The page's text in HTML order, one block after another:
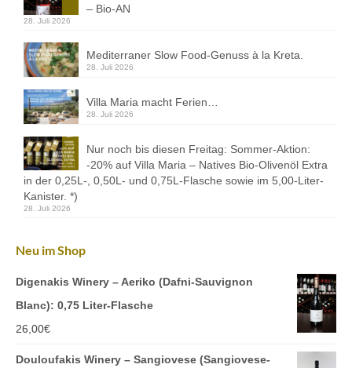
– Bio-AN
28. Juli 2026
Mediterraner Slow Food-Genuss à la Kreta.
28. Juli 2026
Villa Maria macht Ferien…
28. Juli 2026
Nur noch bis diesen Freitag: Sommer-Aktion:
-20% auf Villa Maria – Natives Bio-Olivenöl Extra
in der 0,25L-, 0,50L- und 0,75L-Flasche sowie im 5,00-Liter-
Kanister. *)
28. Juli 2026
Neu im Shop
Digenakis Winery – Aeriko (Dafni-Sauvignon
Blanc): 0,75 Liter-Flasche
26,00€
Douloufakis Winery – Sangiovese (Sangiovese-